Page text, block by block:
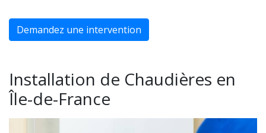
Demandez une intervention
Installation de Chaudières en
Île-de-France